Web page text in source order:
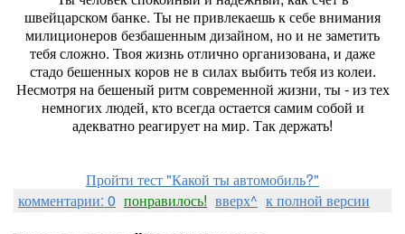
швейцарском банке. Ты не привлекаешь к себе внимания
милиционеров безбашенным дизайном, но и не заметить
тебя сложно. Твоя жизнь отлично организована, и даже
стадо бешенных коров не в силах выбить тебя из колеи.
Несмотря на бешеный ритм современной жизни, ты - из тех
немногих людей, кто всегда остается самим собой и
адекватно реагирует на мир. Так держать!
Пройти тест "Какой ты автомобиль?"
комментарии: 0 понравилось! вверх^ к полной версии